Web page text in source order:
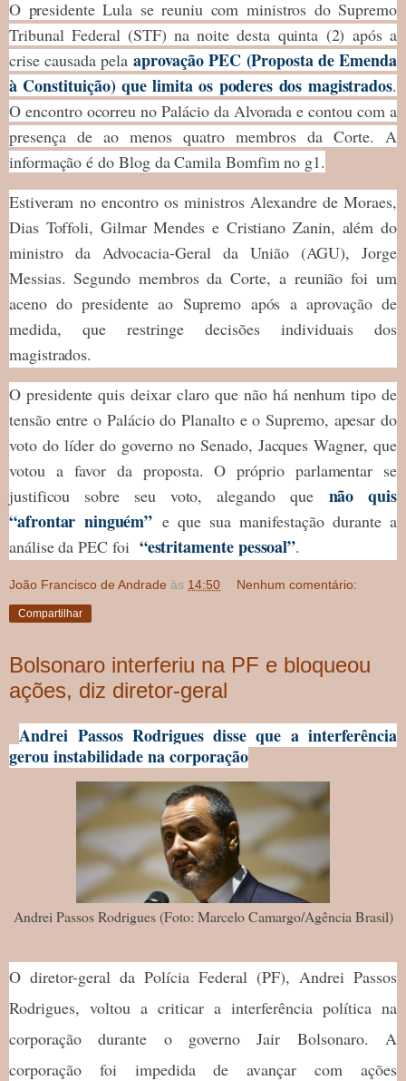
O presidente Lula se reuniu com ministros do Supremo
Tribunal Federal (STF) na noite desta quinta (2) após a
crise causada pela aprovação PEC (Proposta de Emenda
à Constituição) que limita os poderes dos magistrados.
O encontro ocorreu no Palácio da Alvorada e contou com a
presença de ao menos quatro membros da Corte. A
informação é do Blog da Camila Bomfim no g1.
Estiveram no encontro os ministros Alexandre de Moraes,
Dias Toffoli, Gilmar Mendes e Cristiano Zanin, além do
ministro da Advocacia-Geral da União (AGU), Jorge
Messias. Segundo membros da Corte, a reunião foi um
aceno do presidente ao Supremo após a aprovação de
medida, que restringe decisões individuais dos
magistrados.
O presidente quis deixar claro que não há nenhum tipo de
tensão entre o Palácio do Planalto e o Supremo, apesar do
voto do líder do governo no Senado, Jacques Wagner, que
votou a favor da proposta. O próprio parlamentar se
justificou sobre seu voto, alegando que não quis
“afrontar ninguém” e que sua manifestação durante a
análise da PEC foi “estritamente pessoal”.
João Francisco de Andrade às 14:50 Nenhum comentário:
Compartilhar
Bolsonaro interferiu na PF e bloqueou
ações, diz diretor-geral
Andrei Passos Rodrigues disse que a interferência
gerou instabilidade na corporação
Andrei Passos Rodrigues (Foto: Marcelo Camargo/Agência Brasil)
O diretor-geral da Polícia Federal (PF), Andrei Passos
Rodrigues, voltou a criticar a interferência política na
corporação durante o governo Jair Bolsonaro. A
corporação foi impedida de avançar com ações